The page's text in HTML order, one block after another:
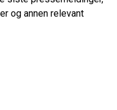
og annen relevant